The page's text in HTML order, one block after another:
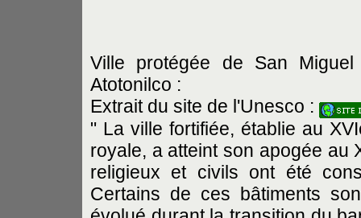
Ville protégée de San
Atotonilco :
Extrait du site de l'Unesco :
" La ville fortifiée, établie au
royale, a atteint son apogée au
religieux et civils ont été
Certains de ces bâtiments